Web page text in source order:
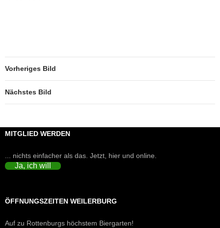
Vorheriges Bild
Nächstes Bild
MITGLIED WERDEN
... nichts einfacher als das. Jetzt, hier und online.
Ja, ich will
ÖFFNUNGSZEITEN WEILERBURG
Auf zu Rottenburgs höchstem Biergarten!